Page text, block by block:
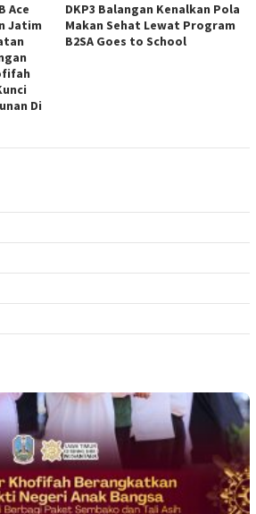
Ace
Jatim
Di
DKP3 Balangan Kenalkan Pola
Makan Sehat Lewat Program
B2SA Goes to School